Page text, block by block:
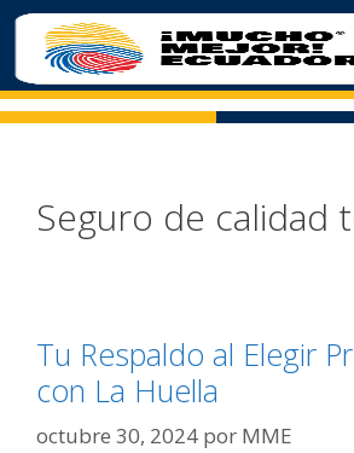
Seguro de calidad
Tu Respaldo al Elegir
con La Huella
octubre 30, 2024 por MME